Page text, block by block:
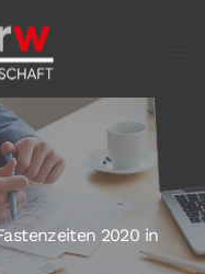
2020 in